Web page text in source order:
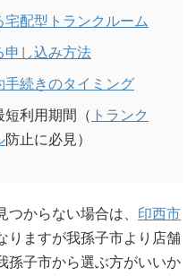
配型トランクルーム
申し込み方法
続きのタイミング
利用期間（ トランク
防止に必見）
からない場合は、 印西市
りますが我孫子市より店舗
孫子市から選ぶ方がいいか